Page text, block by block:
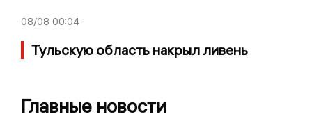
08/08 00:04
Тульскую область накрыл ливень
Главные новости